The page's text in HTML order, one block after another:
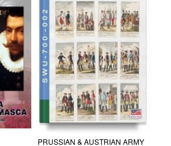
PRUSSIAN & AUSTRIAN ARMY